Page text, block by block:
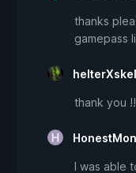
thanks
gamepass
thank you
I was able